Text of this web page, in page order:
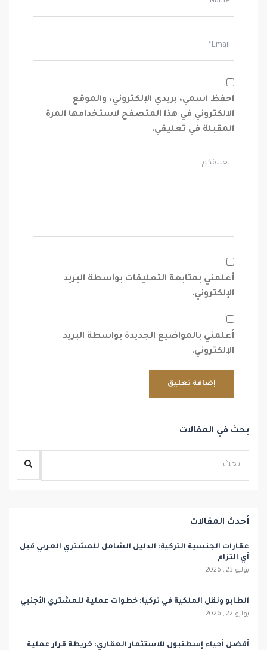
احفظ اسمي، بريدي الإلكتروني، والموقع
الإلكتروني في هذا المتصفح لاستخدامها المرة
المقبلة في تعليقي.
أعلمني بمتابعة التعليقات بواسطة البريد
الإلكتروني.
أعلمني بالمواضيع الجديدة بواسطة البريد
الإلكتروني.
بحث في المقالات
أحدث المقالات
عقارات الجنسية التركية: الدليل الشامل للمشتري العربي قبل
أي التزام
يوليو 23 , 2026
الطابو ونقل الملكية في تركيا: خطوات عملية للمشتري الأجنبي
يوليو 22 , 2026
أفضل أحياء إسطنبول للاستثمار العقاري: خريطة قرار عملية